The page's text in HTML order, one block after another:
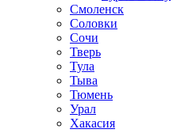
Смоленск
Соловки
Сочи
Тверь
Тула
Тыва
Тюмень
Урал
Хакасия